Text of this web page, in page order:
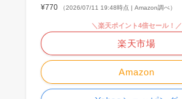
¥770
（2026/07/11 19:48時点 | Amazon調べ）
Amazon
＼楽天ポイント4倍セール！／
楽天市場